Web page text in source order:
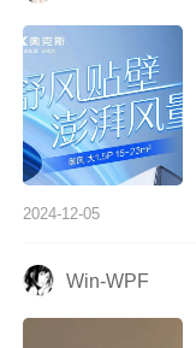
2024-12-05
Win-WPF